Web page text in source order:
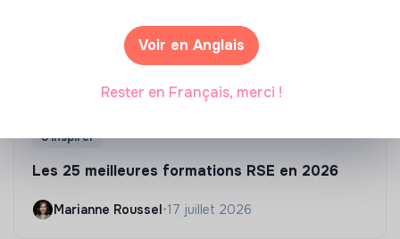
S'inspirer
Les 25 meilleures formations RSE en 2026
Marianne Roussel•17 juillet 2026
Voir en Anglais
Rester en Français, merci !